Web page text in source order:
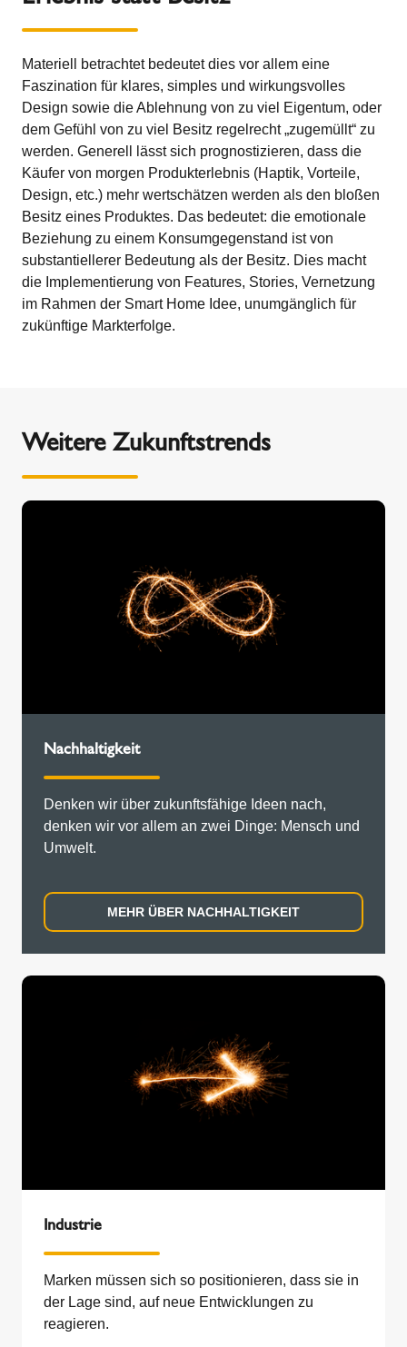
Materiell betrachtet bedeutet dies vor allem eine
Faszination für klares, simples und wirkungsvolles
Design sowie die Ablehnung von zu viel Eigentum, oder
dem Gefühl von zu viel Besitz regelrecht „zugemüllt“ zu
werden. Generell lässt sich prognostizieren, dass die
Käufer von morgen Produkterlebnis (Haptik, Vorteile,
Design, etc.) mehr wertschätzen werden als den bloßen
Besitz eines Produktes. Das bedeutet: die emotionale
Beziehung zu einem Konsumgegenstand ist von
substantiellerer Bedeutung als der Besitz. Dies macht
die Implementierung von Features, Stories, Vernetzung
im Rahmen der Smart Home Idee, unumgänglich für
zukünftige Markterfolge.
Weitere Zukunftstrends
Nachhaltigkeit
Denken wir über zukunftsfähige Ideen nach,
denken wir vor allem an zwei Dinge: Mensch und
Umwelt.
MEHR ÜBER NACHHALTIGKEIT
Industrie
Marken müssen sich so positionieren, dass sie in
der Lage sind, auf neue Entwicklungen zu
reagieren.